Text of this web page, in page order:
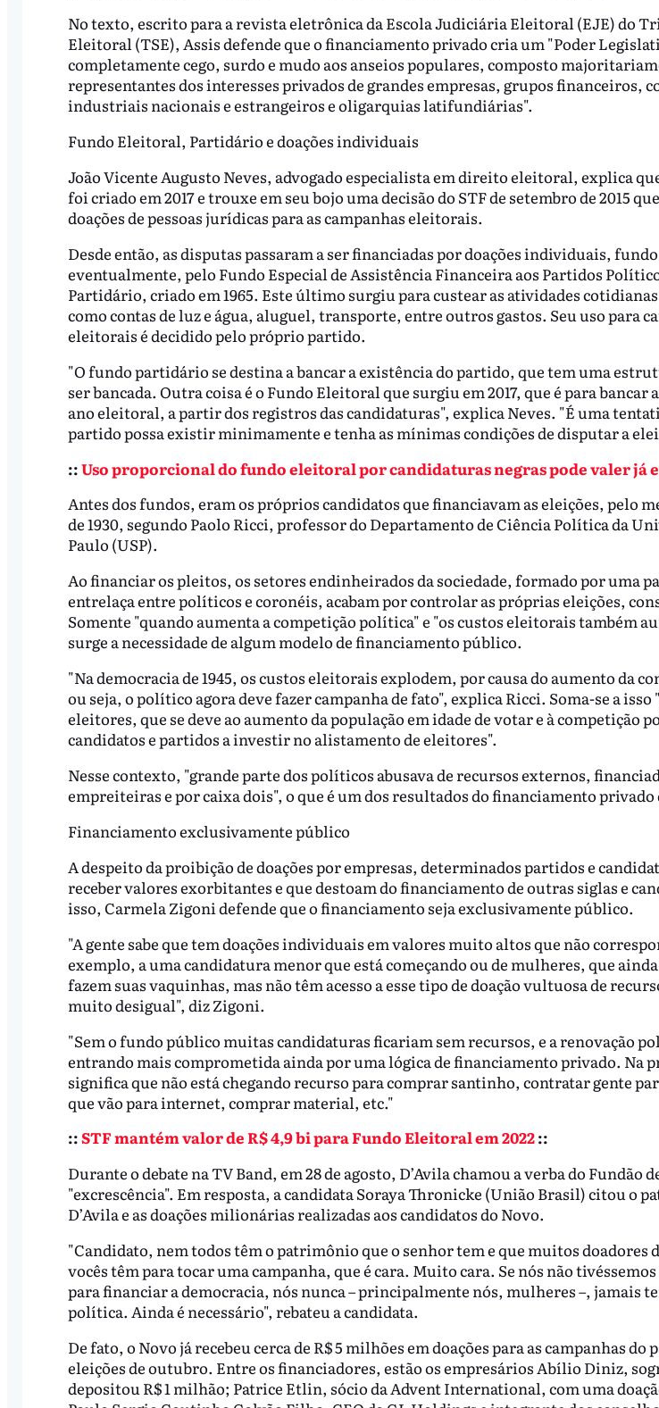
No texto, escrito para a revista eletrônica da Escola Judiciária Eleitoral (EJE) do
Eleitoral (TSE), Assis defende que o financiamento privado cria um "Poder
completamente cego, surdo e mudo aos anseios populares, composto
representantes dos interesses privados de grandes empresas, grupos financeiros,
industriais nacionais e estrangeiros e oligarquias latifundiárias".
Fundo Eleitoral, Partidário e doações individuais
João Vicente Augusto Neves, advogado especialista em direito eleitoral, explica
foi criado em 2017 e trouxe em seu bojo uma decisão do STF de setembro de 2015
doações de pessoas jurídicas para as campanhas eleitorais.
Desde então, as disputas passaram a ser financiadas por doações individuais,
eventualmente, pelo Fundo Especial de Assistência Financeira aos Partidos
Partidário, criado em 1965. Este último surgiu para custear as atividades
como contas de luz e água, aluguel, transporte, entre outros gastos. Seu uso para
eleitorais é decidido pelo próprio partido.
"O fundo partidário se destina a bancar a existência do partido, que tem uma
ser bancada. Outra coisa é o Fundo Eleitoral que surgiu em 2017, que é para bancar
ano eleitoral, a partir dos registros das candidaturas", explica Neves. "É uma
partido possa existir minimamente e tenha as mínimas condições de disputar a
::Uso proporcional do fundo eleitoral por candidaturas negras pode valer já
Antes dos fundos, eram os próprios candidatos que financiavam as eleições, pelo
de 1930, segundo Paolo Ricci, professor do Departamento de Ciência Política da
Paulo (USP).
Ao financiar os pleitos, os setores endinheirados da sociedade, formado por uma
entrelaça entre políticos e coronéis, acabam por controlar as próprias eleições,
Somente "quando aumenta a competição política" e "os custos eleitorais também
surge a necessidade de algum modelo de financiamento público.
"Na democracia de 1945, os custos eleitorais explodem, por causa do aumento da
ou seja, o político agora deve fazer campanha de fato", explica Ricci. Soma-se a isso
eleitores, que se deve ao aumento da população em idade de votar e à competição
candidatos e partidos a investir no alistamento de eleitores".
Nesse contexto, "grande parte dos políticos abusava de recursos externos,
empreiteiras e por caixa dois", o que é um dos resultados do financiamento privado
Financiamento exclusivamente público
A despeito da proibição de doações por empresas, determinados partidos e
receber valores exorbitantes e que destoam do financiamento de outras siglas e
isso, Carmela Zigoni defende que o financiamento seja exclusivamente público.
"A gente sabe que tem doações individuais em valores muito altos que não
exemplo, a uma candidatura menor que está começando ou de mulheres, que
fazem suas vaquinhas, mas não têm acesso a esse tipo de doação vultuosa de
muito desigual", diz Zigoni.
"Sem o fundo público muitas candidaturas ficariam sem recursos, e a renovação
entrando mais comprometida ainda por uma lógica de financiamento privado. Na
significa que não está chegando recurso para comprar santinho, contratar gente
que vão para internet, comprar material, etc."
::STF mantém valor de R$ 4,9 bi para Fundo Eleitoral em 2022::
Durante o debate na TV Band, em 28 de agosto, D’Avila chamou a verba do Fundão
"excrescência". Em resposta, a candidata Soraya Thronicke (União Brasil) citou o
D’Avila e as doações milionárias realizadas aos candidatos do Novo.
"Candidato, nem todos têm o patrimônio que o senhor tem e que muitos doadores
vocês têm para tocar uma campanha, que é cara. Muito cara. Se nós não
para financiar a democracia, nós nunca – principalmente nós, mulheres –, jamais
política. Ainda é necessário", rebateu a candidata.
De fato, o Novo já recebeu cerca de R$ 5 milhões em doações para as campanhas do
eleições de outubro. Entre os financiadores, estão os empresários Abílio Diniz,
depositou R$ 1 milhão; Patrice Etlin, sócio da Advent International, com uma